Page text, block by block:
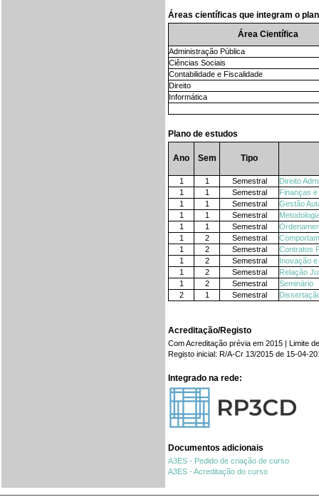
Áreas científicas que integram o
Área Científica
Administração Pública
Ciências Sociais
Contabilidade e Fiscalidade
Direito
Informática
Plano de estudos
Ano Sem Tipo
1 1 Semestral
Direito
1
1 Semestral
Finanças
1
1 Semestral
Gestão
1
1 Semestral
1
1 Semestral
1
2 Semestral
1
2 Semestral
Contratos
1
2 Semestral
Inovação
1
2 Semestral
Relação
1
2 Semestral
Seminário
2
1 Semestral
Acreditação/Registo
Com Acreditação prévia em 2015 | Limite
Registo inicial: R/A-Cr 13/2015 de 15-04-
Integrado na rede:
Documentos adicionais
A3ES - Pedido de criação de curso
A3ES - Acreditação do curso